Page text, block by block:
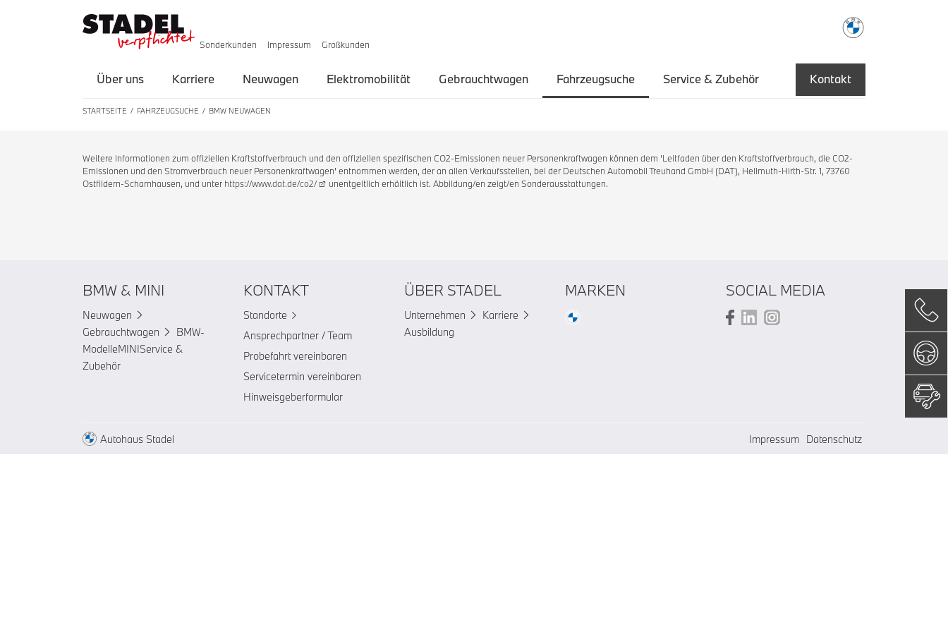
Sonderkunden Impressum Großkunden
Über uns Karriere Neuwagen Elektromobilität Gebrauchtwagen Fahrzeugsuche Service & Zubehör Kontakt
STARTSEITE FAHRZEUGSUCHE BMW NEUWAGEN
Weitere Informationen zum offiziellen Kraftstoffverbrauch und den offiziellen spezifischen CO2-Emissionen neuer Personenkraftwagen können dem 'Leitfaden über den Kraftstoffverbrauch, die CO2-
Emissionen und den Stromverbrauch neuer Personenkraftwagen' entnommen werden, der an allen Verkaufsstellen, bei der Deutschen Automobil Treuhand GmbH (DAT), Hellmuth-Hirth-Str. 1, 73760
Ostfildern-Scharnhausen, und unter https://www.dat.de/co2/ unentgeltlich erhältlich ist. Abbildung/en zeigt/en Sonderausstattungen.
BMW & MINI
Neuwagen
Gebrauchtwagen
BMW-
ModelleMINIService &
Zubehör
KONTAKT
Standorte
Ansprechpartner / Team
Probefahrt vereinbaren
Servicetermin vereinbaren
Hinweisgeberformular
ÜBER STADEL
Unternehmen
Karriere
Ausbildung
MARKEN SOCIAL MEDIA
Autohaus Stadel Impressum Datenschutz